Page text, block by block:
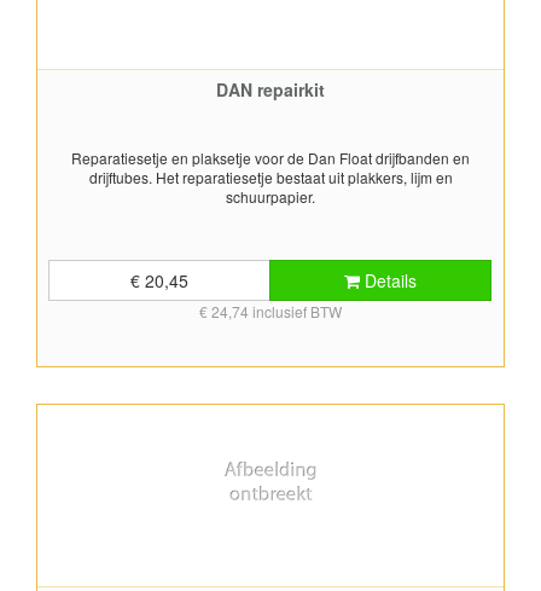
DAN repairkit
Reparatiesetje en plaksetje voor de Dan Float drijfbanden en
drijftubes. Het reparatiesetje bestaat uit plakkers, lijm en
schuurpapier.
€ 20,45 Details
€ 24,74 inclusief BTW